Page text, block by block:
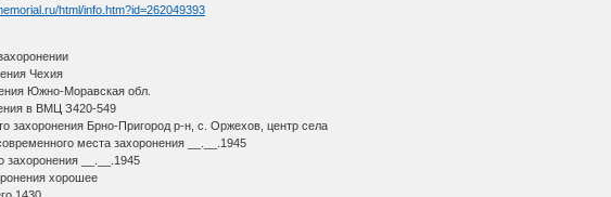
html/info.htm?id=262049393
Чехия
Южно-Моравская обл.
в ВМЦ З420-549
захоронения Брно-Пригород р-н, с. Оржехов, центр села
места захоронения __.__.1945
захоронения __.__.1945
хорошее